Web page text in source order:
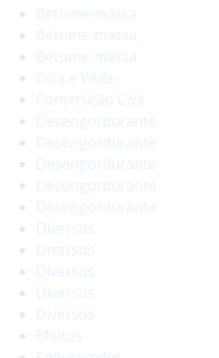
Betume-massa
Betume-massa
Betume-massa
Cola e Veda
Construção Civil
Desengordurante
Desengordurante
Desengordurante
Desengordurante
Desengordurante
Diversos
Diversos
Diversos
Diversos
Diversos
Efeitos